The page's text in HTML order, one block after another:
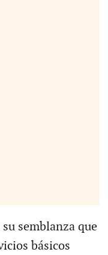
semblanza que
básicos